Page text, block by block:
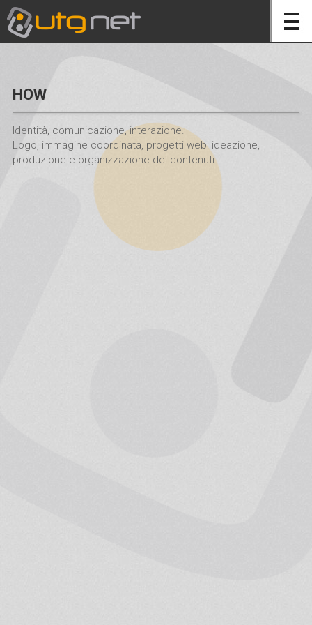
HOW
Identità, comunicazione, interazione.
Logo, immagine coordinata, progetti web: ideazione,
produzione e organizzazione dei contenuti.